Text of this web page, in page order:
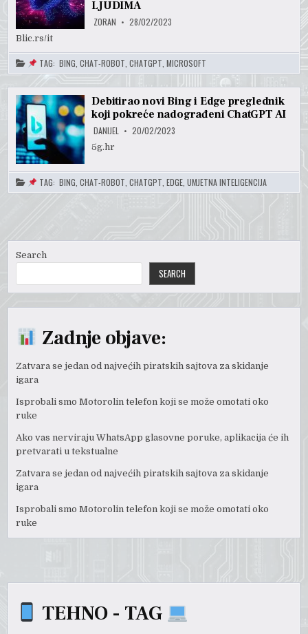
LJUDIMA
ZORAN 28/02/2023
Blic.rs/it
TAG: BING CHAT-ROBOT CHATGPT MICROSOFT
Debitirao novi Bing i Edge preglednik
koji pokreće nadograđeni ChatGPT AI
DANIJEL 20/02/2023
5g.hr
TAG: BING CHAT-ROBOT CHATGPT EDGE, UMJETNA INTELIGENCIJA
Search
SEARCH
Zadnje objave:
Zatvara se jedan od najvećih piratskih sajtova za skidanje
igara
Isprobali smo Motorolin telefon koji se može omotati oko
ruke
Ako vas nerviraju WhatsApp glasovne poruke, aplikacija će ih
pretvarati u tekstualne
Zatvara se jedan od najvećih piratskih sajtova za skidanje
igara
Isprobali smo Motorolin telefon koji se može omotati oko
ruke
TEHNO - TAG